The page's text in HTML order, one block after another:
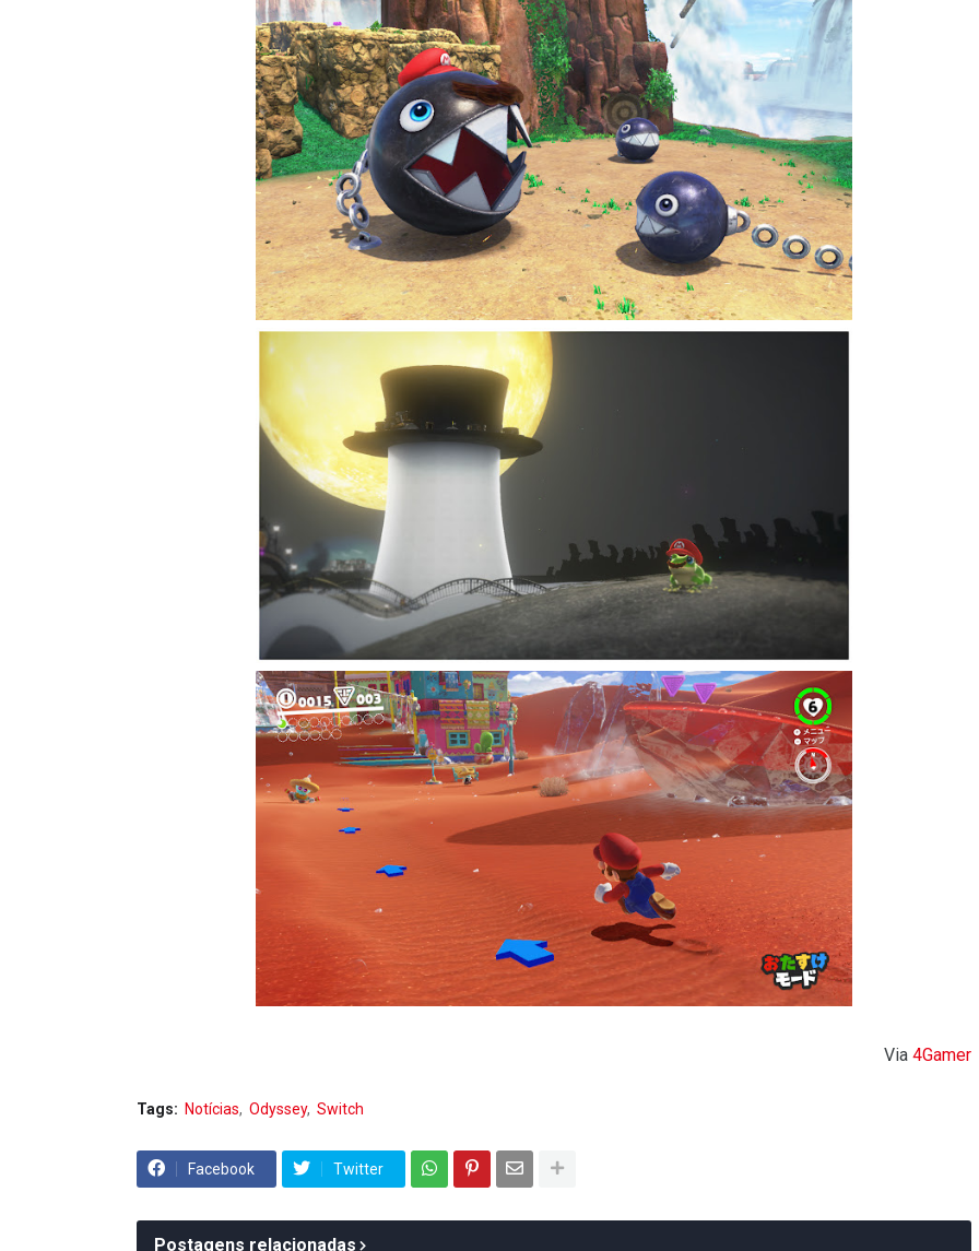
Via 4Gamer
Tags: Notícias Odyssey Switch
Facebook Twitter
Postagens relacionadas